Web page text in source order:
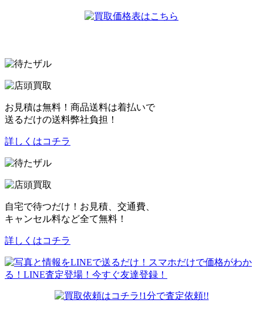
お見積は無料！商品送料は着払いで
送るだけの送料弊社負担！
詳しくはコチラ
自宅で待つだけ！お見積、交通費、
キャンセル料など全て無料！
詳しくはコチラ